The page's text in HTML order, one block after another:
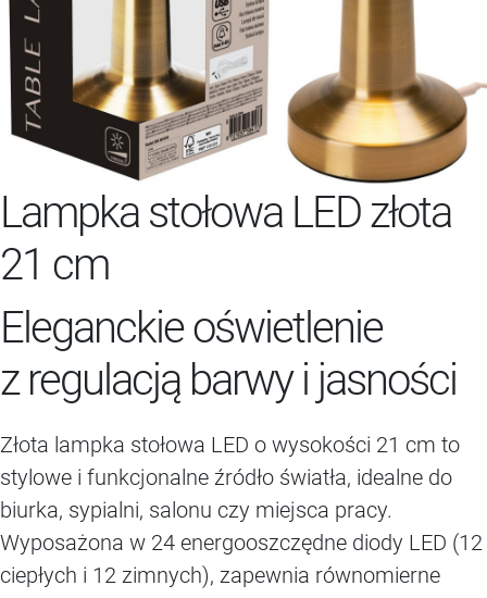
Lampka stołowa LED złota
21 cm
Eleganckie oświetlenie
z regulacją barwy i jasności
Złota lampka stołowa LED o wysokości 21 cm to
stylowe i funkcjonalne źródło światła, idealne do
biurka, sypialni, salonu czy miejsca pracy.
Wyposażona w 24 energooszczędne diody LED (12
ciepłych i 12 zimnych), zapewnia równomierne